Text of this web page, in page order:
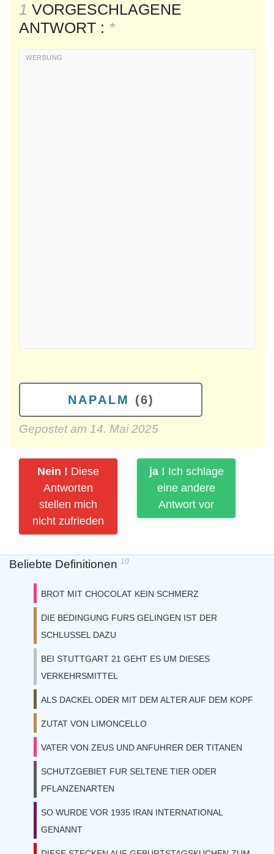
1 VORGESCHLAGENE
ANTWORT : *
NAPALM (6)
Gepostet am 14. Mai 2025
Nein ! Diese
Antworten
stellen mich
nicht zufrieden
ja ! Ich schlage
eine andere
Antwort vor
Beliebte Definitionen 10
BROT MIT CHOCOLAT KEIN SCHMERZ
DIE BEDINGUNG FURS GELINGEN IST DER
SCHLUSSEL DAZU
BEI STUTTGART 21 GEHT ES UM DIESES
VERKEHRSMITTEL
ALS DACKEL ODER MIT DEM ALTER AUF DEM KOPF
ZUTAT VON LIMONCELLO
VATER VON ZEUS UND ANFUHRER DER TITANEN
SCHUTZGEBIET FUR SELTENE TIER ODER
PFLANZENARTEN
SO WURDE VOR 1935 IRAN INTERNATIONAL
GENANNT